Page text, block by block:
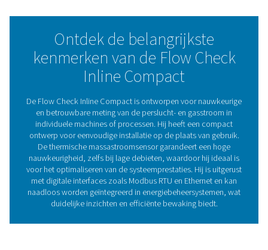
bewakingsopstellingen mogelijk maakt.
Of het nu gaat om dagelijkse controle of optimalisatie
prestaties op de lange termijn, de Flow Check Inline –
levert de inzichten die nodig zijn voor een efficiënte en
kosteneffectieve werking.
Maximale efficiëntie met
flowsensoren